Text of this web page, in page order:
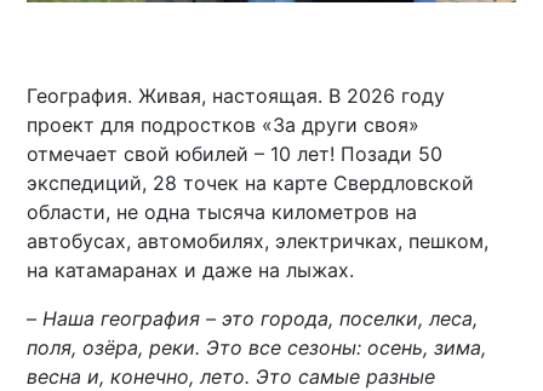
География. Живая, настоящая. В 2026 году
проект для подростков «За други своя»
отмечает свой юбилей – 10 лет! Позади 50
экспедиций, 28 точек на карте Свердловской
области, не одна тысяча километров на
автобусах, автомобилях, электричках, пешком,
на катамаранах и даже на лыжах.
– Наша география – это города, поселки, леса,
поля, озёра, реки. Это все сезоны: осень, зима,
весна и, конечно, лето. Это самые разные